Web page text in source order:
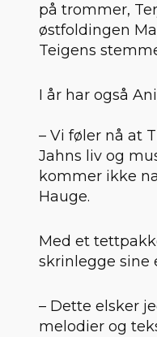
på trommer,
østfoldingen
Teigens
I år har også
– Vi føler nå at
Jahns liv og
kommer ikke
Hauge.
Med et
skrinlegge sine
– Dette elsker
melodier og